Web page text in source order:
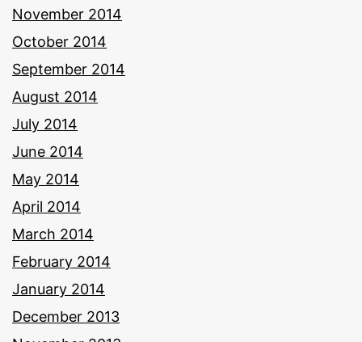
November 2014
October 2014
September 2014
August 2014
July 2014
June 2014
May 2014
April 2014
March 2014
February 2014
January 2014
December 2013